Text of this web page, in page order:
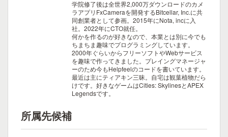
学院修了後は全世界2,000万ダウンロードのカメ
ラアプリFxCameraを開発するBitcellar, Inc.に共
同創業者として参画。2015年にNota, incに入
社。2022年にCTO就任。
何かを作るのが好きなので、本業とは別に今でも
ちまちま趣味でプログラミングしています。
2000年ぐらいからフリーソフトやWebサービス
を趣味で作ってきました。プレイングマネージャ
ーのため今もHelpfeelのコードを書いています。
最近は主にティアキン三昧。自宅は観葉植物だら
けです。好きなゲームはCities: SkylinesとAPEX
Legendsです。
所属先候補